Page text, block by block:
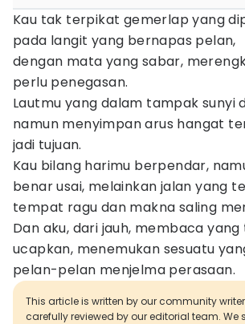
Kau tak terpikat gemerlap yang
pada langit yang bernapas pelan,
dengan mata yang sabar,
perlu penegasan.
Lautmu yang dalam tampak sunyi
namun menyimpan arus hangat
jadi tujuan.
Kau bilang harimu berpendar,
benar usai, melainkan jalan yang
tempat ragu dan makna saling
Dan aku, dari jauh, membaca
ucapkan, menemukan sesuatu
pelan-pelan menjelma perasaan.
This article is written by our community
carefully reviewed by our editorial team. We